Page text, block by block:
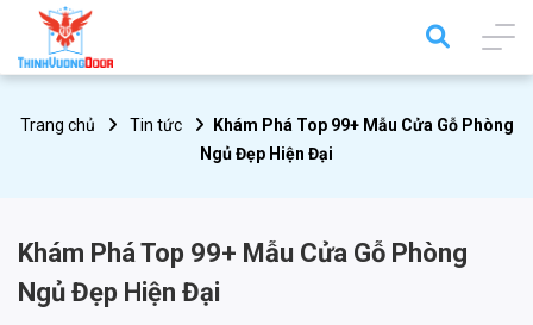
Trang chủ Tin tức
Khám Phá Top 99+ Mẫu Cửa Gỗ Phòng
Ngủ Đẹp Hiện Đại
Khám Phá Top 99+ Mẫu Cửa Gỗ Phòng
Ngủ Đẹp Hiện Đại